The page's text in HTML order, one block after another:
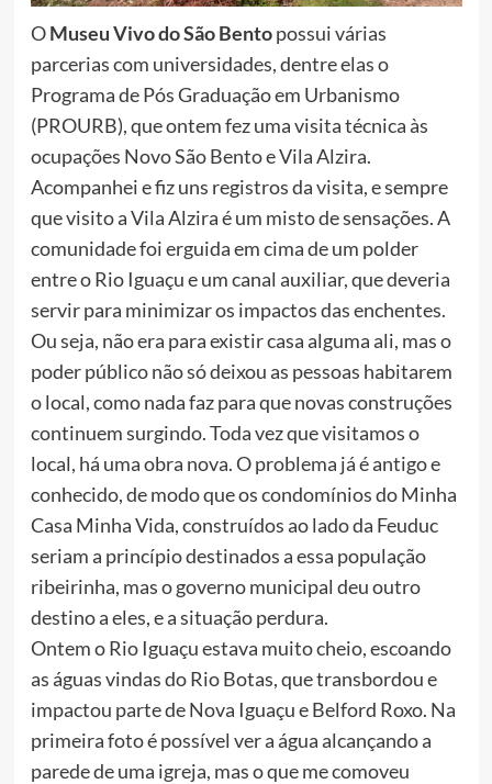
OMuseu Vivo do São Bentopossui várias
parcerias com universidades, dentre elas o
Programa de Pós Graduação em Urbanismo
(PROURB), que ontem fez uma visita técnica às
ocupações Novo São Bento e Vila Alzira.
Acompanhei e fiz uns registros da visita, e sempre
que visito a Vila Alzira é um misto de sensações. A
comunidade foi erguida em cima de um polder
entre o Rio Iguaçu e um canal auxiliar, que deveria
servir para minimizar os impactos das enchentes.
Ou seja, não era para existir casa alguma ali, mas o
poder público não só deixou as pessoas habitarem
o local, como nada faz para que novas construções
continuem surgindo. Toda vez que visitamos o
local, há uma obra nova. O problema já é antigo e
conhecido, de modo que os condomínios do Minha
Casa Minha Vida, construídos ao lado da Feuduc
seriam a princípio destinados a essa população
ribeirinha, mas o governo municipal deu outro
destino a eles, e a situação perdura.
Ontem o Rio Iguaçu estava muito cheio, escoando
as águas vindas do Rio Botas, que transbordou e
impactou parte de Nova Iguaçu e Belford Roxo. Na
primeira foto é possível ver a água alcançando a
parede de uma igreja, mas o que me comoveu